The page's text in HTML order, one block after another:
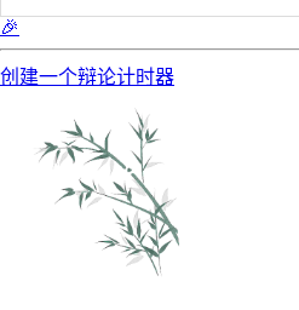
🎉
创建一个辩论计时器